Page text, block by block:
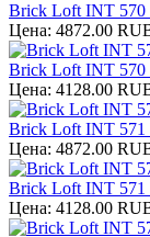
Brick Loft INT 570
Цена: 4872.00
Brick Loft INT 570
Цена: 4128.00
Brick Loft INT 571
Цена: 4872.00
Brick Loft INT 571
Цена: 4128.00